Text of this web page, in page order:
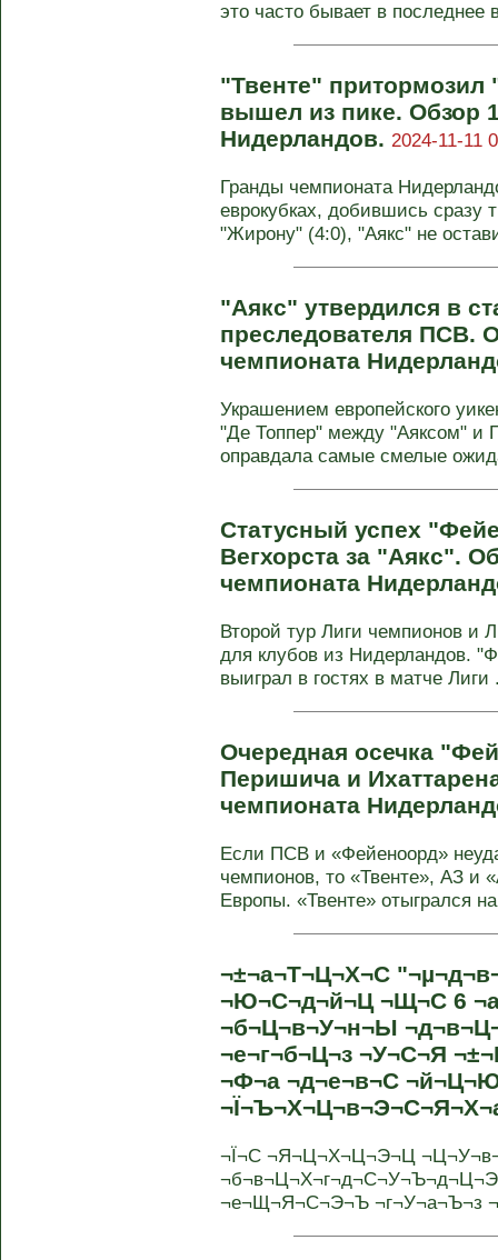
это часто бывает в последнее
"Твенте" притормозил
вышел из пике. Обзор
Нидерландов. 2024-11-11
Гранды чемпионата
еврокубках, добившись сразу
"Жирону" (4:0), "Аякс" не
"Аякс" утвердился в
преследователя ПСВ.
чемпионата
Украшением европейского
"Де Топпер" между "Аяксом" и
оправдала самые смелые
Статусный успех
Вегхорста за "Аякс".
чемпионата
Второй тур Лиги чемпионов и
для клубов из Нидерландов.
выиграл в гостях в матче Лиги
Очередная осечка
Перишича и
чемпионата
Если ПСВ и «Фейеноорд»
чемпионов, то «Твенте», АЗ и
Европы. «Твенте» отыгрался
¬±¬а¬Т¬Ц¬Х¬С
¬Ю¬С¬д¬й¬Ц ¬Щ¬С 6
¬б¬Ц¬в¬У¬н¬Ы
¬е¬г¬б¬Ц¬з ¬У¬С¬Я
¬Ф¬а ¬д¬е¬в¬С
¬Ї¬С ¬Я¬Ц¬Х¬Ц¬Э¬Ц
¬е¬Щ¬Я¬С¬Э¬Ъ ¬г¬У¬а¬Ъ¬з